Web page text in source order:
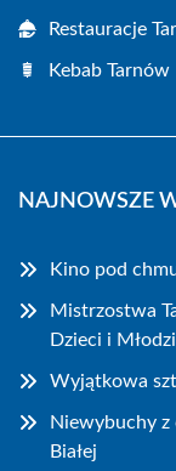
Restauracje
Kebab Tarnów
NAJNOWSZE
Kino pod
Mistrzostwa
Dzieci i
Wyjątkowa
Niewybuchy z
Białej